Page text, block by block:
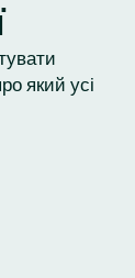
який усі